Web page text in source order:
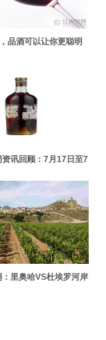
品酒可以让你更聪明
讯回顾：7月17日至7
里奥哈VS杜埃罗河岸